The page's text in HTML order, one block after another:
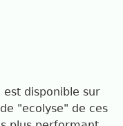
disponible sur
"ecolyse" de ces